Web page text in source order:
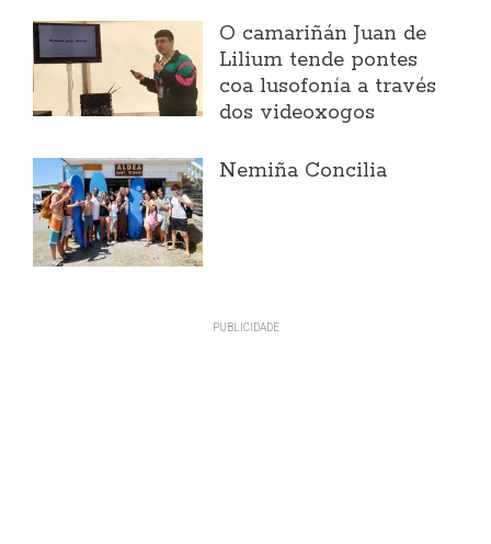
O camariñán Juan de
Lilium tende pontes
coa lusofonía a través
dos videoxogos
Nemiña Concilia